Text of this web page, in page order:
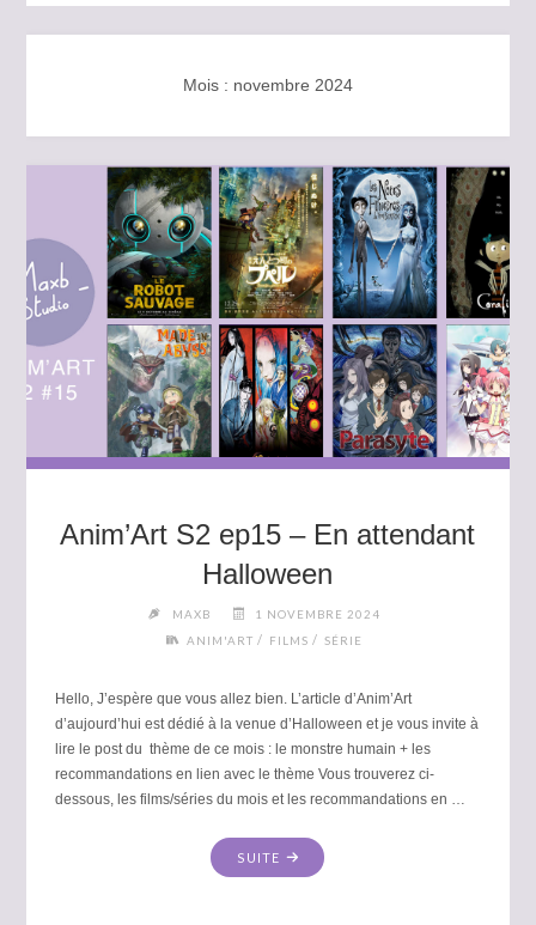
Mois : novembre 2024
Anim’Art S2 ep15 – En attendant
Halloween
MAXB
1 NOVEMBRE 2024
ANIM'ART / FILMS / SÉRIE
Hello, J’espère que vous allez bien. L’article d’Anim’Art
d’aujourd’hui est dédié à la venue d’Halloween et je vous invite à
lire le post du thème de ce mois : le monstre humain + les
recommandations en lien avec le thème Vous trouverez ci-
dessous, les films/séries du mois et les recommandations en …
SUITE "ANIM’ART
S2